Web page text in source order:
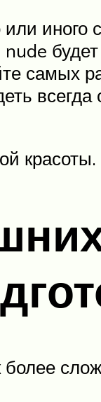
иного
самых
всегда
красоты.
более